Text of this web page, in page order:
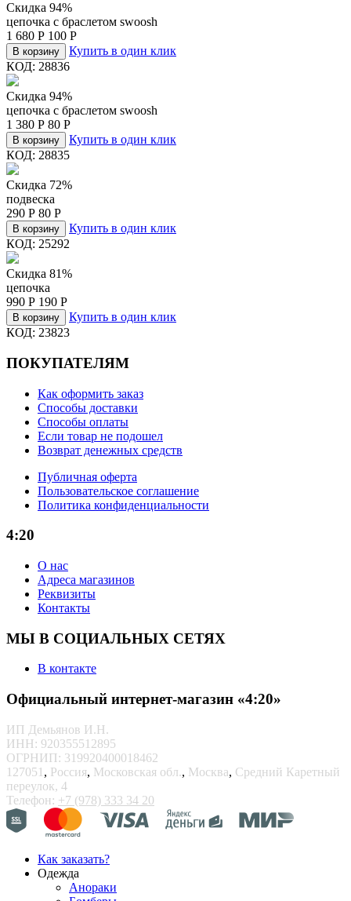
Скидка 94%
цепочка c браслетом swoosh
1 680 Р 100 Р
В корзину
Купить в один клик
КОД: 28836
Скидка 94%
цепочка c браслетом swoosh
1 380 Р 80 Р
В корзину
Купить в один клик
КОД: 28835
Скидка 72%
подвеска
290 Р 80 Р
В корзину
Купить в один клик
КОД: 25292
Скидка 81%
цепочка
990 Р 190 Р
В корзину
Купить в один клик
КОД: 23823
ПОКУПАТЕЛЯМ
Как оформить заказ
Способы доставки
Способы оплаты
Если товар не подошел
Возврат денежных средств
Публичная оферта
Пользовательское соглашение
Политика конфиденциальности
4:20
О нас
Адреса магазинов
Реквизиты
Контакты
МЫ В СОЦИАЛЬНЫХ СЕТЯХ
В контакте
Официальный интернет-магазин «4:20»
ИП Демьянов И.Н.
ИНН: 920355512895
ОГРНИП: 319920400018462
127051 , Россия, Московская обл., Москва, Средний Каретный
переулок, 4
Телефон: +7 (978) 333 34 20
Как заказать?
Одежда
Анораки